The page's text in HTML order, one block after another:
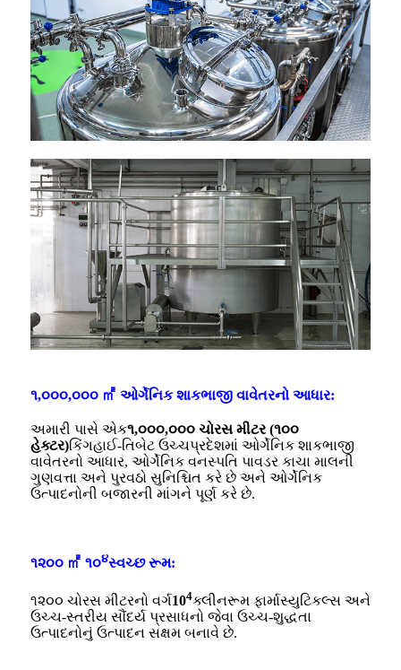
૧,૦૦૦,૦૦૦ ㎡ ઓર્ગેનિક શાકભાજી વાવેતરનો આધાર:
અમારી પાસે એક૧,૦૦૦,૦૦૦ ચોરસ મીટર (૧૦૦
હેક્ટર)કિંગહાઈ-તિબેટ ઉચ્ચપ્રદેશમાં ઓર્ગેનિક શાકભાજી
વાવેતરનો આધાર, ઓર્ગેનિક વનસ્પતિ પાવડર કાચા માલની
ગુણવત્તા અને પુરવઠો સુનિશ્ચિત કરે છે અને ઓર્ગેનિક
ઉત્પાદનોની બજારની માંગને પૂર્ણ કરે છે.
૧૨૦૦ ㎡ ૧૦૪સ્વચ્છ રૂમ:
૧૨૦૦ ચોરસ મીટરનો વર્ગ104ક્લીનરૂમ ફાર્માસ્યુટિકલ્સ અને
ઉચ્ચ-સ્તરીય સૌંદર્ય પ્રસાધનો જેવા ઉચ્ચ-શુદ્ધતા
ઉત્પાદનોનું ઉત્પાદન સક્ષમ બનાવે છે.